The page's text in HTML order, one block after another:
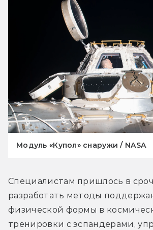
Модуль «Купол» снаружи / NASA
Специалистам пришлось в
разработать методы
физической формы в
тренировки с эспандерами,